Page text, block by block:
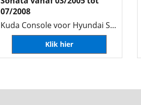
07/2008
Kuda Console voor Hyundai Sonata vanaf 03/2005 tot 07/2008
Klik hier